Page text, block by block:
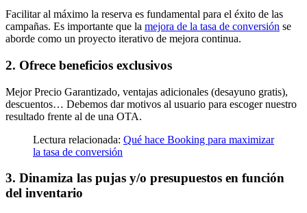
Facilitar al máximo la reserva es fundamental para el éxito de las
campañas. Es importante que la mejora de la tasa de conversión se
aborde como un proyecto iterativo de mejora continua.
2. Ofrece beneficios exclusivos
Mejor Precio Garantizado, ventajas adicionales (desayuno gratis),
descuentos… Debemos dar motivos al usuario para escoger nuestro
resultado frente al de una OTA.
Lectura relacionada: Qué hace Booking para maximizar
la tasa de conversión
3. Dinamiza las pujas y/o presupuestos en función
del inventario